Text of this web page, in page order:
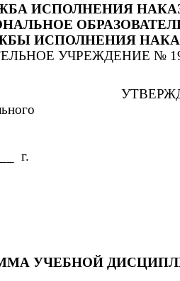
ИСПОЛНЕНИЯ
ИСПОЛНЕНИЯ
УЧРЕЖДЕНИЕ №
УЧЕБНОЙ